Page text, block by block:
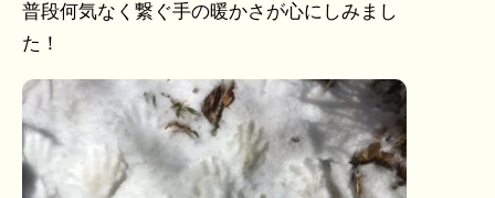
普段何気なく繋ぐ手の暖かさが心にしみまし
た！